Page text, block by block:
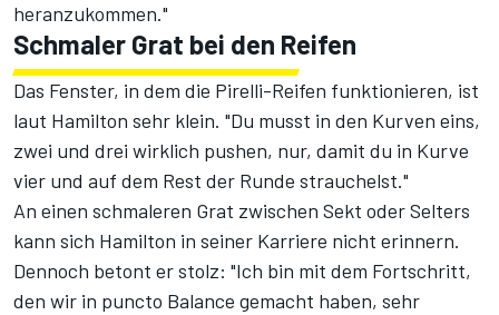
heranzukommen."
Schmaler Grat bei den Reifen
Das Fenster, in dem die Pirelli-Reifen funktionieren, ist
laut Hamilton sehr klein. "Du musst in den Kurven eins,
zwei und drei wirklich pushen, nur, damit du in Kurve
vier und auf dem Rest der Runde strauchelst."
An einen schmaleren Grat zwischen Sekt oder Selters
kann sich Hamilton in seiner Karriere nicht erinnern.
Dennoch betont er stolz: "Ich bin mit dem Fortschritt,
den wir in puncto Balance gemacht haben, sehr